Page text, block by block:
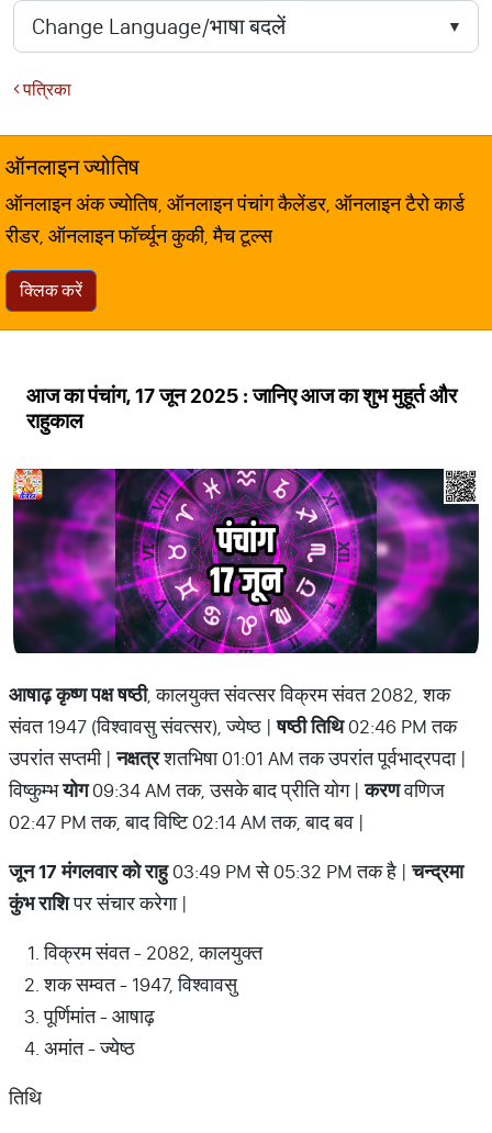
पत्रिका
ऑनलाइन ज्योतिष
ऑनलाइन अंक ज्योतिष, ऑनलाइन पंचांग कैलेंडर, ऑनलाइन टैरो कार्ड
रीडर, ऑनलाइन फॉर्च्यून कुकी, मैच टूल्स
क्लिक करें
आज का पंचांग, 17 जून 2025 : जानिए आज का शुभ मुहूर्त और
राहुकाल
आषाढ़ कृष्ण पक्ष षष्ठी, कालयुक्त संवत्सर विक्रम संवत 2082, शक
संवत 1947 (विश्वावसु संवत्सर), ज्येष्ठ |षष्ठी तिथि02:46 PM तक
उपरांत सप्तमी |नक्षत्रशतभिषा 01:01 AM तक उपरांत पूर्वभाद्रपदा |
विष्कुम्भयोग09:34 AM तक, उसके बाद प्रीति योग |करणवणिज
02:47 PM तक, बाद विष्टि 02:14 AM तक, बाद बव |
जून 17 मंगलवार को राहु03:49 PM से 05:32 PM तक है |चन्द्रमा
कुंभ राशिपर संचार करेगा |
विक्रम संवत - 2082, कालयुक्त
शक सम्वत - 1947, विश्वावसु
पूर्णिमांत - आषाढ़
अमांत - ज्येष्ठ
तिथि